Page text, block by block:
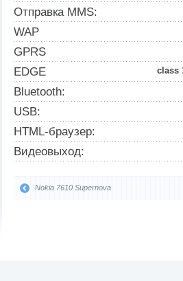
Отправка MMS:
WAP
GPRS
EDGE
class
Bluetooth:
USB:
HTML-браузер:
Видеовыход:
Nokia 7610 Supernova